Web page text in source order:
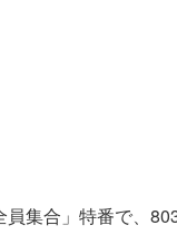
集合」特番で、